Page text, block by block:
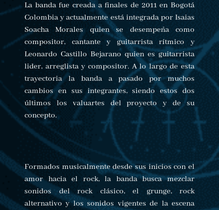
La banda fue creada a finales de 2011 en Bogotá
Colombia y actualmente está integrada por Isaias
Soacha Morales quien se desempeña como
compositor, cantante y guitarrista rítmico y
Leonardo Castillo Bejarano quien es guitarrista
lider, arreglista y compositor. A lo largo de esta
trayectoria la banda a pasado por muchos
cambios en sus integrantes, siendo estos dos
últimos los valuartes del proyecto y de su
concepto.
Formados musicalmente desde sus inicios con el
amor hacia el rock, la banda busca mezclar
sonidos del rock clásico, el grunge, rock
alternativo y los sonidos vigentes de la escena